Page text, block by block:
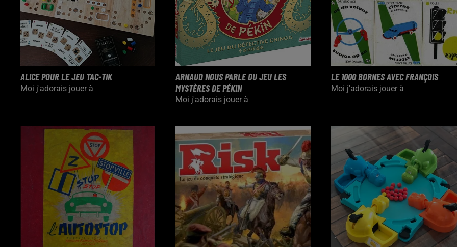
ALICE POUR LE JEU TAC-TIK
Moi j'adorais jouer à
ARNAUD NOUS PARLE DU JEU LES
MYSTÈRES DE PÉKIN
Moi j'adorais jouer à
LE 1000 BORNES AVEC FRANÇOIS
Moi j'adorais jouer à